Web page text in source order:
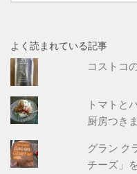
よく読まれている記事
コストコ
トマトと
厨房つき
グラン ク
チーズ」